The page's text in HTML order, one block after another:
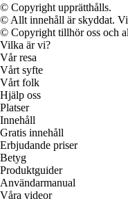
© Copyright upprätthålls.
© Allt innehåll är skyddat. Vi
© Copyright tillhör oss och
Vilka är vi?
Vår resa
Vårt syfte
Vårt folk
Hjälp oss
Platser
Innehåll
Gratis innehåll
Erbjudande priser
Betyg
Produktguider
Användarmanual
Våra videor